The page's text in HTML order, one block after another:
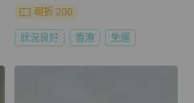
現折 200
狀況良好 香港 免運